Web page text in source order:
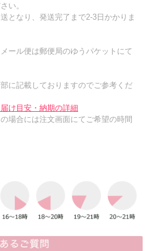
い。
となり、発送完了まで2-3日かかりま
ール便は郵便局のゆうパケットにて
に記載しておりますのでご参考くだ
け目安・納期の詳細
場合には注文画面にてご希望の時間